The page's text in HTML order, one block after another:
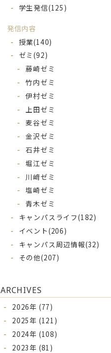
学生発信(125)
発信内容
授業(140)
ゼミ(92)
藤崎ゼミ
竹内ゼミ
伊村ゼミ
上田ゼミ
麦谷ゼミ
金沢ゼミ
石井ゼミ
堀江ゼミ
川﨑ゼミ
塩崎ゼミ
青木ゼミ
キャンパスライフ(182)
イベント(206)
キャンパス周辺情報(32)
その他(207)
ARCHIVES
2026年 (77)
2025年 (121)
2024年 (108)
2023年 (81)